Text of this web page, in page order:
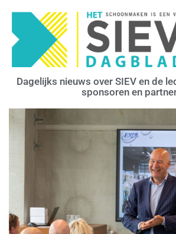
Dagelijks nieuws over SIEV en de
sponsoren en